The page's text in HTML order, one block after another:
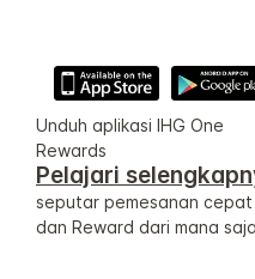
Unduh aplikasi IHG One
Rewards
Pelajari
seputar pemesanan cepat
dan Reward dari mana saja